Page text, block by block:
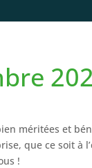
méritées et
que ce soit à
!